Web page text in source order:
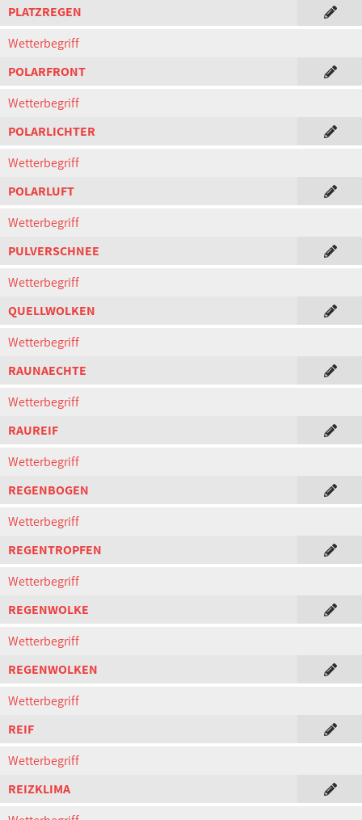
PLATZREGEN
Wetterbegriff
POLARFRONT
Wetterbegriff
POLARLICHTER
Wetterbegriff
POLARLUFT
Wetterbegriff
PULVERSCHNEE
Wetterbegriff
QUELLWOLKEN
Wetterbegriff
RAUNAECHTE
Wetterbegriff
RAUREIF
Wetterbegriff
REGENBOGEN
Wetterbegriff
REGENTROPFEN
Wetterbegriff
REGENWOLKE
Wetterbegriff
REGENWOLKEN
Wetterbegriff
REIF
Wetterbegriff
REIZKLIMA